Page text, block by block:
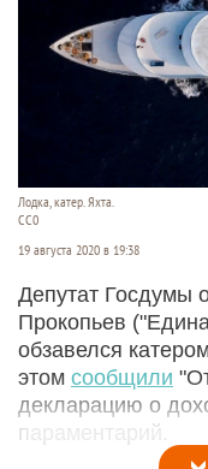
Лодка, катер. Яхта.
CC0
19 августа 2020 в 19:38
Депутат Госдумы
Прокопьев
обзавелся
этом сообщили
декларацию о
параментарий.